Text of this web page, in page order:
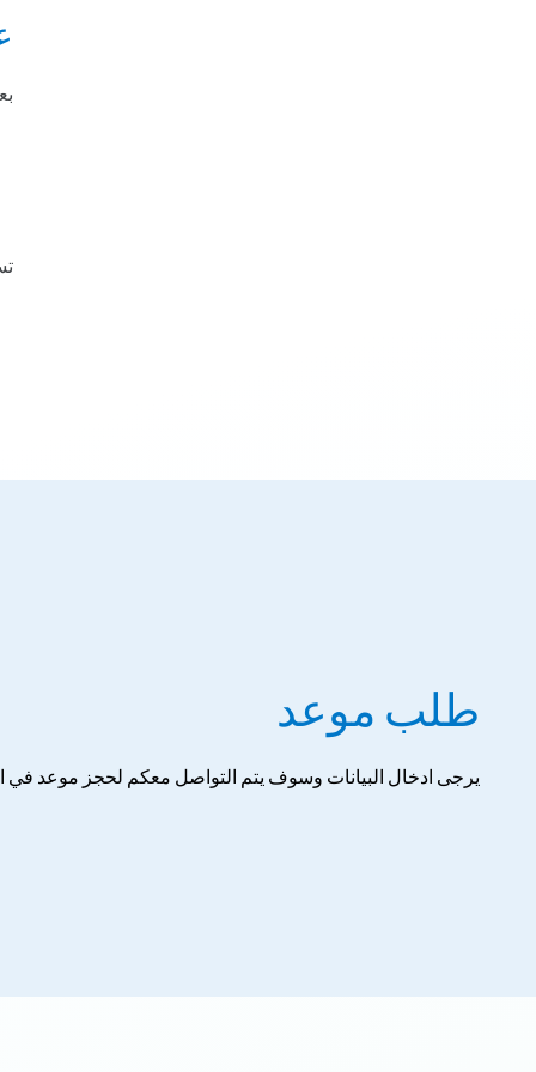
طلب موعد
يرجى ادخال البيانات وسوف يتم التواصل معكم لحجز موعد